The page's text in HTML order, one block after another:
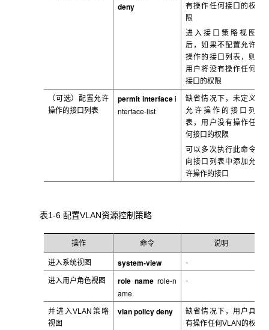
deny
有操作任何接口的权
限
进入接口策略视图
后，如果不配置允许
操作的接口列表，则
用户将没有操作任何
接口的权限
（可选）配置允许
操作的接口列表
permit interfacei
nterface-list
缺省情况下，未定义
允许操作的接口列
表，用户没有操作任
何接口的权限
可以多次执行此命令
向接口列表中添加允
许操作的接口
表1-6 配置VLAN资源控制策略
操作 命令 说明
进入系统视图 system-view -
进入用户角色视图 role name role-n
ame
-
并进入VLAN 策略
视图
vlan policy deny
缺省情况下，用户具
有操作任何VLAN的权